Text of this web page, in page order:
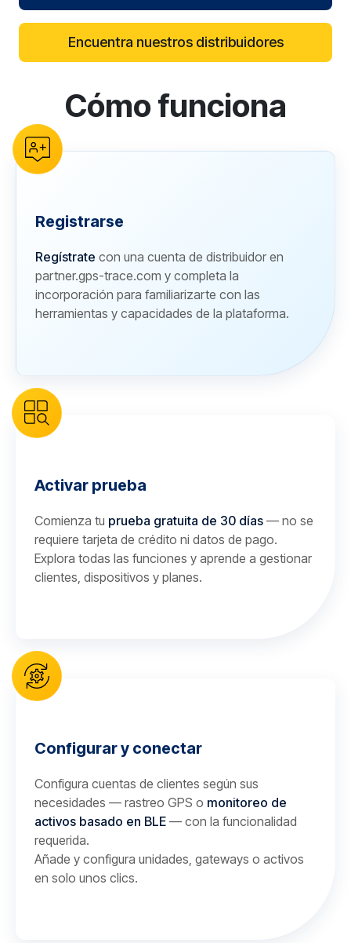
Encuentra nuestros distribuidores
reCAPTCHA verification
Cómo funciona
Registrarse
Regístrate con una cuenta de distribuidor en
partner.gps-trace.com y completa la
incorporación para familiarizarte con las
herramientas y capacidades de la plataforma.
Activar prueba
Comienza tu prueba gratuita de 30 días — no se
requiere tarjeta de crédito ni datos de pago.
Explora todas las funciones y aprende a gestionar
clientes, dispositivos y planes.
Configurar y conectar
Configura cuentas de clientes según sus
necesidades — rastreo GPS o monitoreo de
activos basado en BLE — con la funcionalidad
requerida.
Añade y configura unidades, gateways o activos
en solo unos clics.